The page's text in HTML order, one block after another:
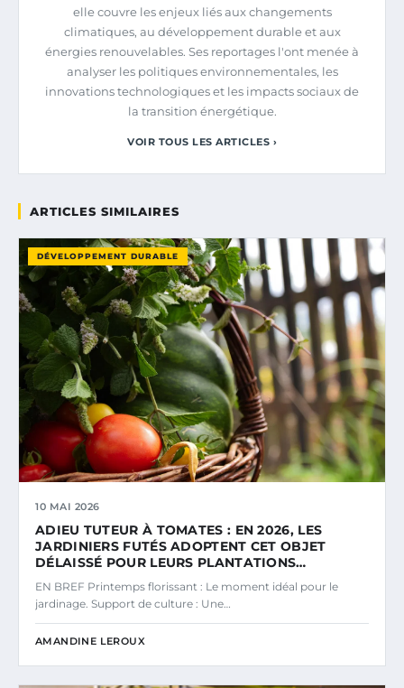
elle couvre les enjeux liés aux changements
climatiques, au développement durable et aux
énergies renouvelables. Ses reportages l'ont menée à
analyser les politiques environnementales, les
innovations technologiques et les impacts sociaux de
la transition énergétique.
VOIR TOUS LES ARTICLES ›
ARTICLES SIMILAIRES
DÉVELOPPEMENT DURABLE
10 MAI 2026
ADIEU TUTEUR À TOMATES : EN 2026, LES
JARDINIERS FUTÉS ADOPTENT CET OBJET
DÉLAISSÉ POUR LEURS PLANTATIONS…
EN BREF Printemps florissant : Le moment idéal pour le
jardinage. Support de culture : Une…
AMANDINE LEROUX